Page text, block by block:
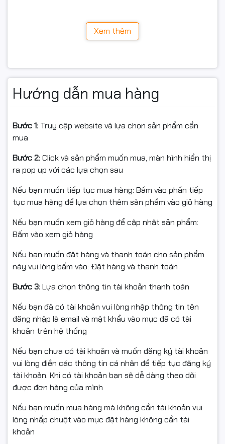
Hiệu năng ổn định cho công
việc
HP ProBook 450 G10 được trang bị vi xử lý
Intel Core
i5-1335U thế hệ Raptor Lake với 10 nhân 12 luồng, xung
mượt mà các tác vụ văn phòng và đa nhiệm.RAM 8GB
SSD 512GB cho tốc độ khởi động và truy xuất dữ liệu
nhanh.
Xem thêm
Hướng dẫn mua hàng
Bước 1: Truy cập website và lựa chọn sản phẩm cần
mua
Bước 2:Click và sản phẩm muốn mua, màn hình hiển thị
ra pop up với các lựa chọn sau
Nếu bạn muốn tiếp tục mua hàng: Bấm vào phần tiếp
tục mua hàng để lựa chọn thêm sản phẩm vào giỏ hàng
Nếu bạn muốn xem giỏ hàng để cập nhật sản phẩm:
Bấm vào xem giỏ hàng
Nếu bạn muốn đặt hàng và thanh toán cho sản phẩm
này vui lòng bấm vào: Đặt hàng và thanh toán
Bước 3:Lựa chọn thông tin tài khoản thanh toán
Nếu bạn đã có tài khoản vui lòng nhập thông tin tên
đăng nhập là email và mật khẩu vào mục đã có tài
khoản trên hệ thống
Nếu bạn chưa có tài khoản và muốn đăng ký tài khoản
vui lòng điền các thông tin cá nhân để tiếp tục đăng ký
tài khoản. Khi có tài khoản bạn sẽ dễ dàng theo dõi
được đơn hàng của mình
Nếu bạn muốn mua hàng mà không cần tài khoản vui
lòng nhấp chuột vào mục đặt hàng không cần tài
khoản